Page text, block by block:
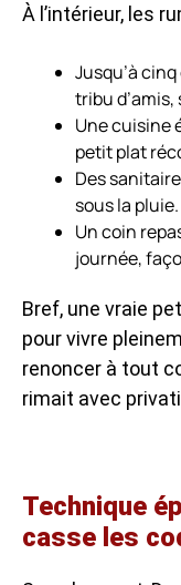
À l’intérieur, les
Jusqu’à
tribu
Une cuisine
petit plat
Des
sous la pluie.
Un coin
journée,
Bref, une vraie
pour vivre
renoncer à tout
rimait avec
Technique
casse les